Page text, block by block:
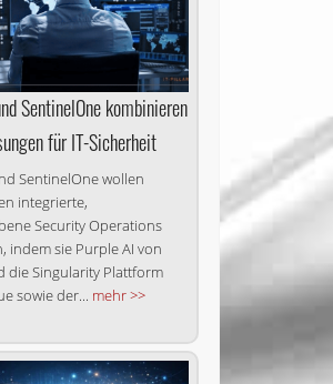
SentinelOne kombinieren
für IT-Sicherheit
SentinelOne wollen
integrierte,
Security Operations
indem sie Purple AI von
die Singularity Plattform
sowie der... mehr >>